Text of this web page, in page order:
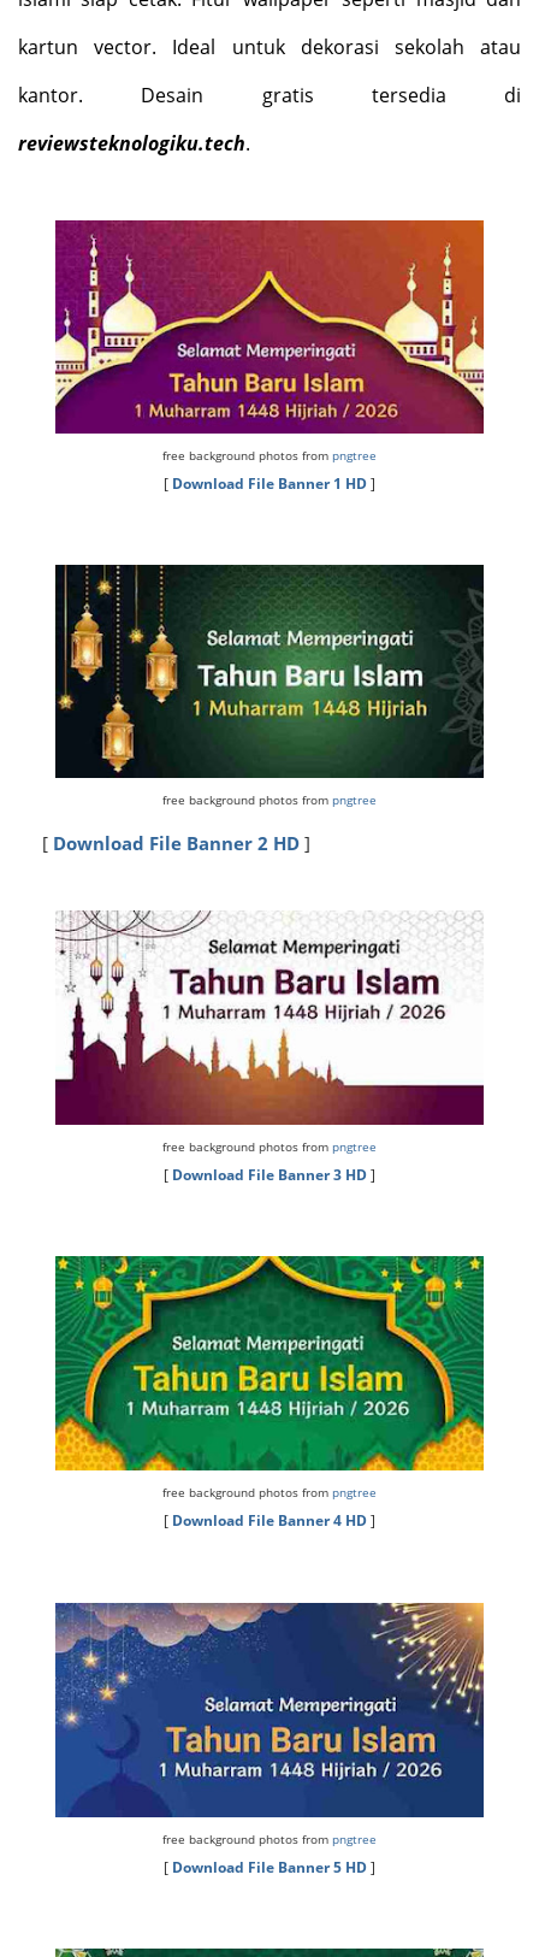
kartun vector. Ideal untuk dekorasi sekolah atau
kantor. Desain gratis tersedia di
reviewsteknologiku.tech.
free background photos from pngtree
[ Download File Banner 1 HD]
free background photos from pngtree
[ Download File Banner 2 HD ]
free background photos from pngtree
[ Download File Banner 3 HD]
free background photos from pngtree
[ Download File Banner 4 HD]
free background photos from pngtree
[ Download File Banner 5 HD]